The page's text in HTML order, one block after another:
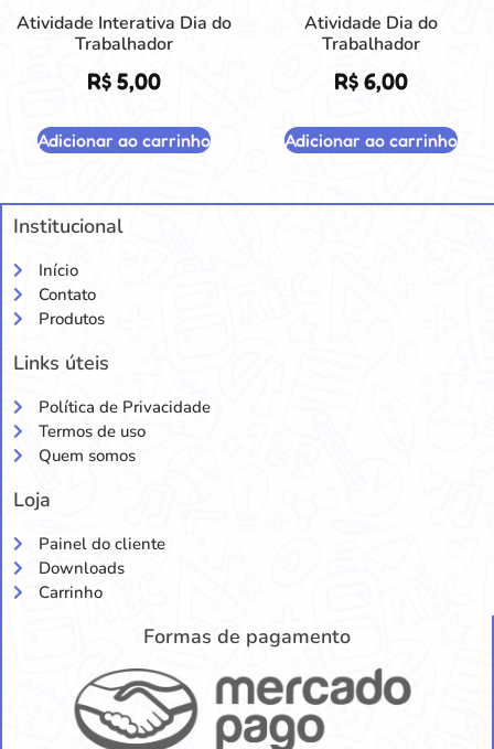
Atividade Interativa Dia do
Trabalhador
R$5,00
Adicionar ao carrinho
Atividade Dia do
Trabalhador
R$6,00
Adicionar ao carrinho
Institucional
Início
Contato
Produtos
Links úteis
Política de Privacidade
Termos de uso
Quem somos
Loja
Painel do cliente
Downloads
Carrinho
Formas de pagamento